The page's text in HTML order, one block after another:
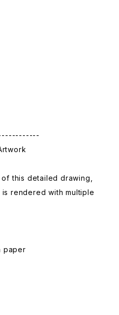
this detailed drawing,
rendered with multiple
paper